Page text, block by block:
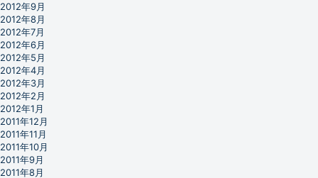
2012年9月
2012年8月
2012年7月
2012年6月
2012年5月
2012年4月
2012年3月
2012年2月
2012年1月
2011年12月
2011年11月
2011年10月
2011年9月
2011年8月